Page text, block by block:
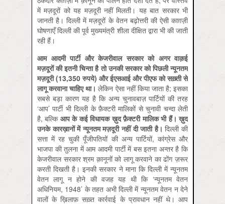
में मज़दूरों को यह मज़दूरी नहीं मिलती। यह बात सरकार भी
जानती है। दिल्ली में मज़दूरों के वेतन बढ़ोत्तरी की ऐसी काग़ज़ी
घोषणाएँ दिल्ली की पूर्व मुख्यमंत्री शीला दीक्षित द्वारा भी की जाती
रही हैं।
आम आदमी पार्टी और केजरीवाल सरकार को अगर वाक़ई
मज़दूरों की इतनी चिन्ता है तो उनकी सरकार को पिछली न्यूनतम
मज़दूरी (13,350 रुपये) और ईएसआई और पीएफ को सख़्ती से
लागू करवाना चाहिए था। लेकिन ऐसा नहीं किया जाता है; इसका
सबसे बड़ा कारण यह है कि अन्य चुनावबाज़ पार्टियों की तरह
‘आप’ पार्टी भी दिल्ली के फ़ैक्टरी मालिकों से चुनावी चन्दा लेती
है, बल्कि आप के कई विधायक ख़ुद फ़ैक्टरी मालिक भी हैं। ख़ुद
उनके कारख़ानों में न्यूनतम मज़दूरी नहीं दी जाती है। दिल्ली की
सत्ता में रह चुकी पूँजीपतियों की अन्य पार्टियों, कांग्रेस और
भाजपा की तुलना में आम आदमी पार्टी में बस इतना अन्तर है कि
केजरीवाल सरकार श्रम क़ानूनों को लागू करवाने का ढोंग ज़रूर
करती दिखती है। इनकी सरकार ने माना कि दिल्ली में न्यूनतम
वेतन लागू न होने की वजह यह थी कि ‘न्यूनतम वेतन
अधिनियम, 1948’ के तहत अभी दिल्ली में न्यूनतम वेतन न देने
वालों के ख़िलाफ़ सख़्त कार्रवाई के प्रावधान नहीं थे। आप